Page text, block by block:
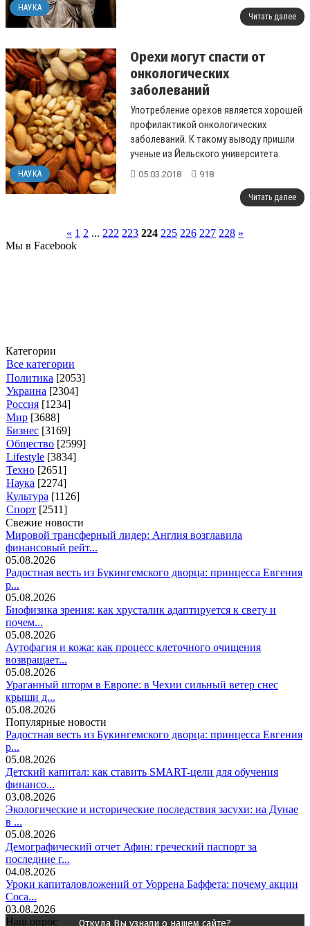
НАУКА
Читать далее
НАУКА
Орехи могут спасти от
онкологических
заболеваний
Употребление орехов является хорошей
профилактикой онкологических
заболеваний. К такому выводу пришли
ученые из Йельского университета.
... 05.03.2018 918
Читать далее
« 1 2 ... 222 223 224 225 226 227 228 »
Мы в Facebook
Категории
Все категории
Политика [2053]
Украина [2304]
Россия [1234]
Мир [3688]
Бизнес [3169]
Общество [2599]
Lifestyle [3834]
Техно [2651]
Наука [2274]
Культура [1126]
Спорт [2511]
Свежие новости
Мировой трансферный лидер: Англия возглавила
финансовый рейт...
05.08.2026
Радостная весть из Букингемского дворца: принцесса Евгения
р...
05.08.2026
Биофизика зрения: как хрусталик адаптируется к свету и
почем...
05.08.2026
Аутофагия и кожа: как процесс клеточного очищения
возвращает...
05.08.2026
Ураганный шторм в Европе: в Чехии сильный ветер снес
крыши д...
05.08.2026
Популярные новости
Радостная весть из Букингемского дворца: принцесса Евгения
р...
05.08.2026
Детский капитал: как ставить SMART-цели для обучения
финансо...
03.08.2026
Экологические и исторические последствия засухи: на Дунае
в ...
05.08.2026
Демографический отчет Афин: греческий паспорт за
последние г...
04.08.2026
Уроки капиталовложений от Уоррена Баффета: почему акции
Coca...
03.08.2026
Наш опрос
Откуда Вы узнали о нашем сайте?